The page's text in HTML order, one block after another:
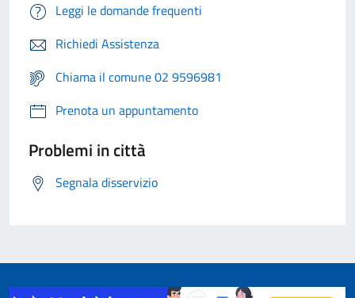
Leggi le domande frequenti
Richiedi Assistenza
Chiama il comune 02 9596981
Prenota un appuntamento
Problemi in città
Segnala disservizio